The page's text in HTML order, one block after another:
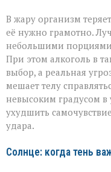
В жару организм
её нужно грамотно.
небольшими
При этом алкоголь в
выбор, а реальная
мешает телу
невысоким градусом в
ухудшить
удара.
Солнце: когда тень